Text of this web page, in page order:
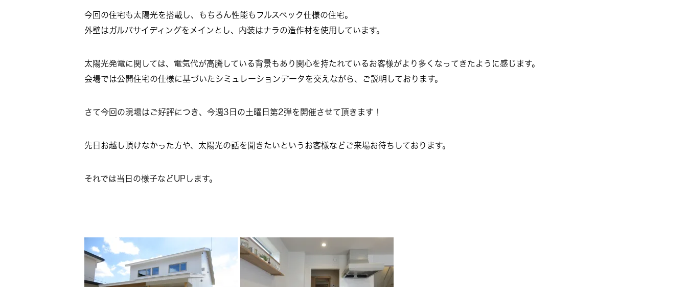
今回の住宅も太陽光を搭載し、もちろん性能もフルスペック仕様の住宅。
外壁はガルバサイディングをメインとし、内装はナラの造作材を使用しています。
太陽光発電に関しては、電気代が高騰している背景もあり関心を持たれているお客様がより多くなってきたように感じます。
会場では公開住宅の仕様に基づいたシミュレーションデータを交えながら、ご説明しております。
さて今回の現場はご好評につき、今週3日の土曜日第2弾を開催させて頂きます！
先日お越し頂けなかった方や、太陽光の話を聞きたいというお客様などご来場お待ちしております。
それでは当日の様子などUPします。